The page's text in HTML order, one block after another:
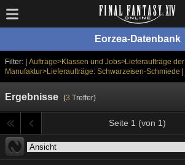
Eorzea-Datenbank
Filter: | Aufträge>Klassen und Jobs>Lieferaufträge der
Manufaktur>Lieferaufträge: Schwarzeisen-Schmiede
Ergebnisse (3 Treffer)
Seite 1 (von 1)